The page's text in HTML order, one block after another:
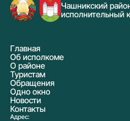
Чашникский
исполнительный
Главная
Об исполкоме
О районе
Туристам
Обращения
Одно окно
Новости
Контакты
Адрес: